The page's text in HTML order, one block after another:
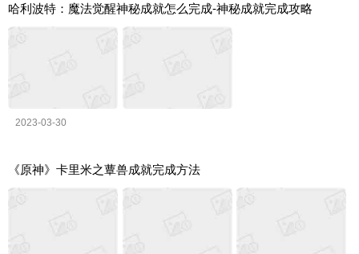
哈利波特：魔法觉醒神秘成就怎么完成-神秘成就完成攻略
2023-03-30
《原神》卡里米之蕈兽成就完成方法